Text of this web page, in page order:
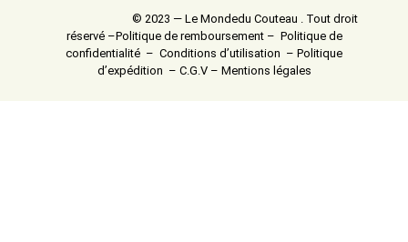
© 2023 — Le Mondedu Couteau . Tout droit
réservé –Politique de remboursement – Politique de
confidentialité – Conditions d’utilisation – Politique
d’expédition – C.G.V– Mentions légales